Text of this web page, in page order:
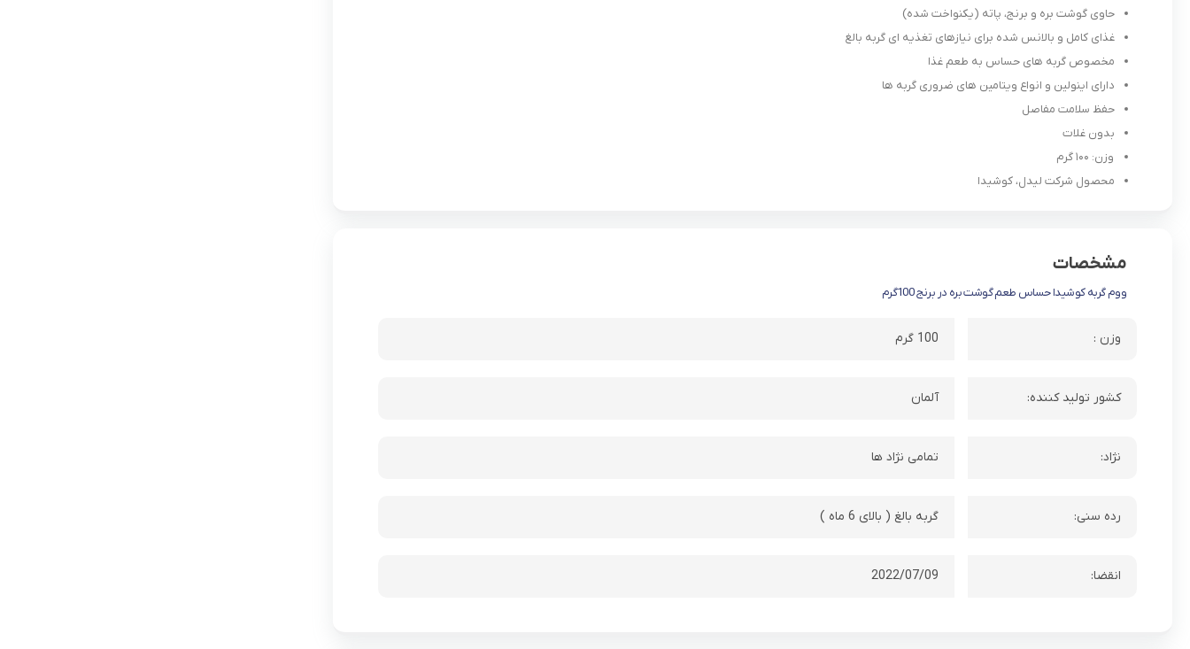
حاوی گوشت بره و برنج، پاته (یکنواخت شده)
غذای کامل و بالانس شده برای نیازهای تغذیه ای گربه بالغ
مخصوص گربه های حساس به طعم غذا
دارای اینولین و انواع ویتامین های ضروری گربه ها
حفظ سلامت مفاصل
بدون غلات
وزن: ۱۰۰ گرم
محصول شرکت لیدل، کوشیدا
مشخصات
ووم گربه کوشیدا حساس طعم گوشت بره در برنج 100گرم
وزن : 100 گرم
کشور تولید کننده: آلمان
نژاد: تمامی نژاد ها
رده سنی: گربه بالغ ( بالای 6 ماه )
انقضا: 2022/07/09